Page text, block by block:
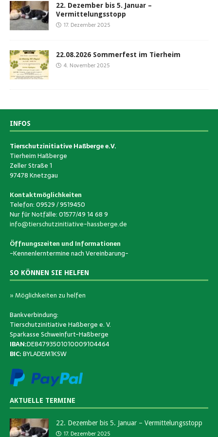
22. Dezember bis 5. Januar –
Vermittelungsstopp
17. Dezember 2025
22.08.2026 Sommerfest im Tierheim
4. November 2025
INFOS
Tierschutzinitiative Haßberge e.V.
Tierheim Haßberge
Zeller Straße 1
97478 Knetzgau
Kontaktmöglichkeiten
Telefon: 09529 / 9519450
Nur für Notfälle: 01577/49 14 68 9
info@tierschutzinitiative-hassberge.de
Öffnungszeiten und Informationen
-Kennenlerntermine nach Vereinbarung-
SO KÖNNEN SIE HELFEN
» Möglichkeiten zu helfen
Bankverbindung:
Tierschutzinitiative Haßberge e. V.
Sparkasse Schweinfurt-Haßberge
IBAN:DE84793501010009104464
BIC:BYLADEM1KSW
AKTUELLE TERMINE
22. Dezember bis 5. Januar – Vermittelungsstopp
17. Dezember 2025